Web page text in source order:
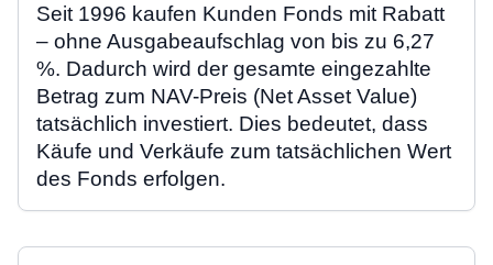
Seit 1996 kaufen Kunden Fonds mit Rabatt
– ohne Ausgabeaufschlag von bis zu 6,27
%. Dadurch wird der gesamte eingezahlte
Betrag zum NAV-Preis (Net Asset Value)
tatsächlich investiert. Dies bedeutet, dass
Käufe und Verkäufe zum tatsächlichen Wert
des Fonds erfolgen.